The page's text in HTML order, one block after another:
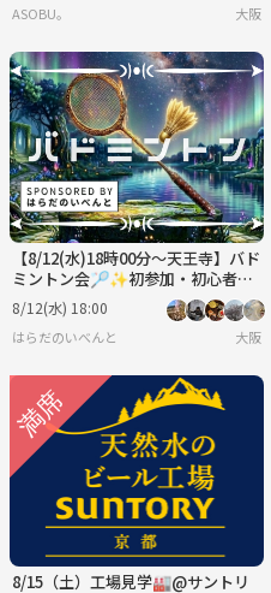
ASOBU。 大阪
ゲーム/友達作り
【8/12(水)18時00分～天王寺】バド
ミントン会🏸✨初参加・初心者歓
迎♪
8/12(水) 18:00
はらだのいべんと 大阪
8/15（土）工場見学🏭@サントリ